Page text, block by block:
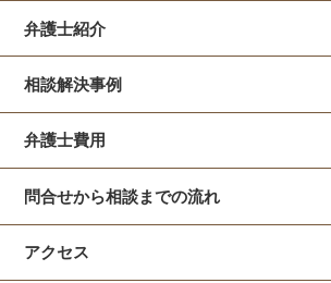
弁護士紹介
相談解決事例
弁護士費用
問合せから相談までの流れ
アクセス